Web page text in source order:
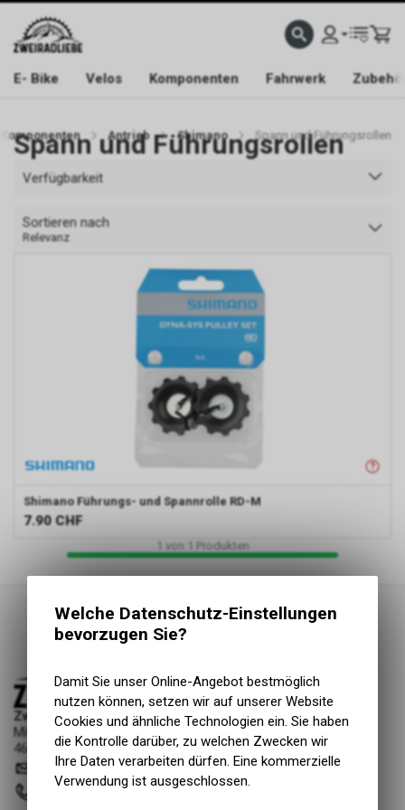
E- Bike Velos Komponenten Fahrwerk
Komponenten Antrieb Shimano Spann und Führungsrollen
Spann und Führungsrollen
Verfügbarkeit
Sortieren nach
Relevanz
Shimano Führungs- und Spannrolle RD-M
7.90 CHF
1 von 1 Produkten
Zweiradliebe GmbH
Mittelgäustrasse 53
4616 Kappel SO
info@zweiradliebe.ch
Welche Datenschutz-Einstellungen
bevorzugen Sie?
Damit Sie unser Online-Angebot bestmöglich
nutzen können, setzen wir auf unserer Website
Cookies und ähnliche Technologien ein. Sie haben
die Kontrolle darüber, zu welchen Zwecken wir
Ihre Daten verarbeiten dürfen. Eine kommerzielle
Verwendung ist ausgeschlossen.